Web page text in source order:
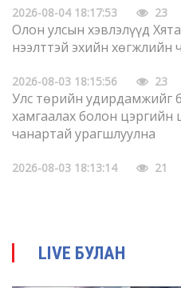
2026-08-04 18:17:53 23
Олон улсын хэвлэлүүд
нээлттэй эхийн хөгжлийн
2026-08-03 18:15:56 23
Улс төрийн удирдамжийг
хамгаалах болон
чанартай урагшлуулна
2026-08-03 18:13:14 21
LIVE БУЛАН